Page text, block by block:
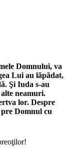
Domnului, va
Lui au lăpădat,
Şi Iuda s-au
neamuri.
lor. Despre
Domnul cu